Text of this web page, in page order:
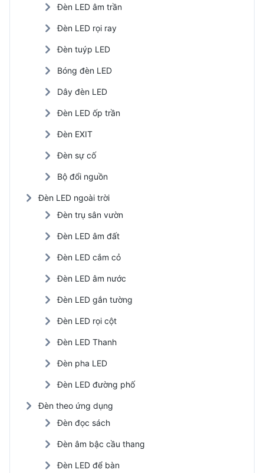
Đèn LED âm trần
Đèn LED rọi ray
Đèn tuýp LED
Bóng đèn LED
Dây đèn LED
Đèn LED ốp trần
Đèn EXIT
Đèn sự cố
Bộ đổi nguồn
Đèn LED ngoài trời
Đèn trụ sân vườn
Đèn LED âm đất
Đèn LED cắm cỏ
Đèn LED âm nước
Đèn LED gắn tường
Đèn LED rọi cột
Đèn LED Thanh
Đèn pha LED
Đèn LED đường phố
Đèn theo ứng dụng
Đèn đọc sách
Đèn âm bậc cầu thang
Đèn LED để bàn